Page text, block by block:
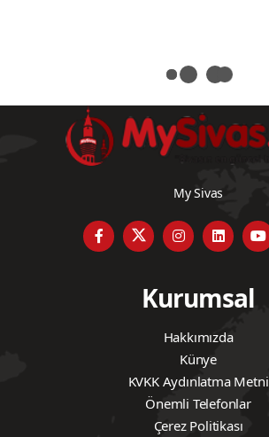
My Sivas
Kurumsal
Hakkımızda
Künye
KVKK Aydınlatma Metni
Önemli Telefonlar
Çerez Politikası